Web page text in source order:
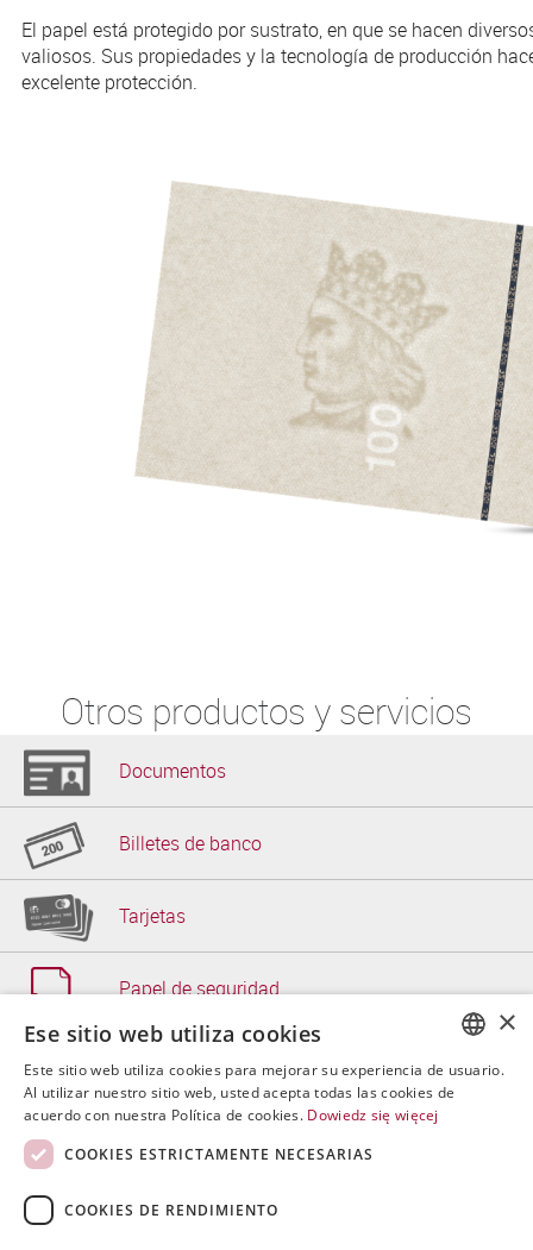
El papel está protegido por sustrato, en que se hacen
valiosos. Sus propiedades y la tecnología de producción
excelente protección.
Otros productos y servicios
Documentos
Billetes de banco
Tarjetas
Papel de seguridad
Soluciones de TI
POLISH
×
Ese sitio web utiliza cookies
Este sitio web utiliza cookies para mejorar su experiencia de usuario.
Al utilizar nuestro sitio web, usted acepta todas las cookies de
acuerdo con nuestra Política de cookies. Dowiedz się więcej
COOKIES ESTRICTAMENTE NECESARIAS
COOKIES DE RENDIMIENTO